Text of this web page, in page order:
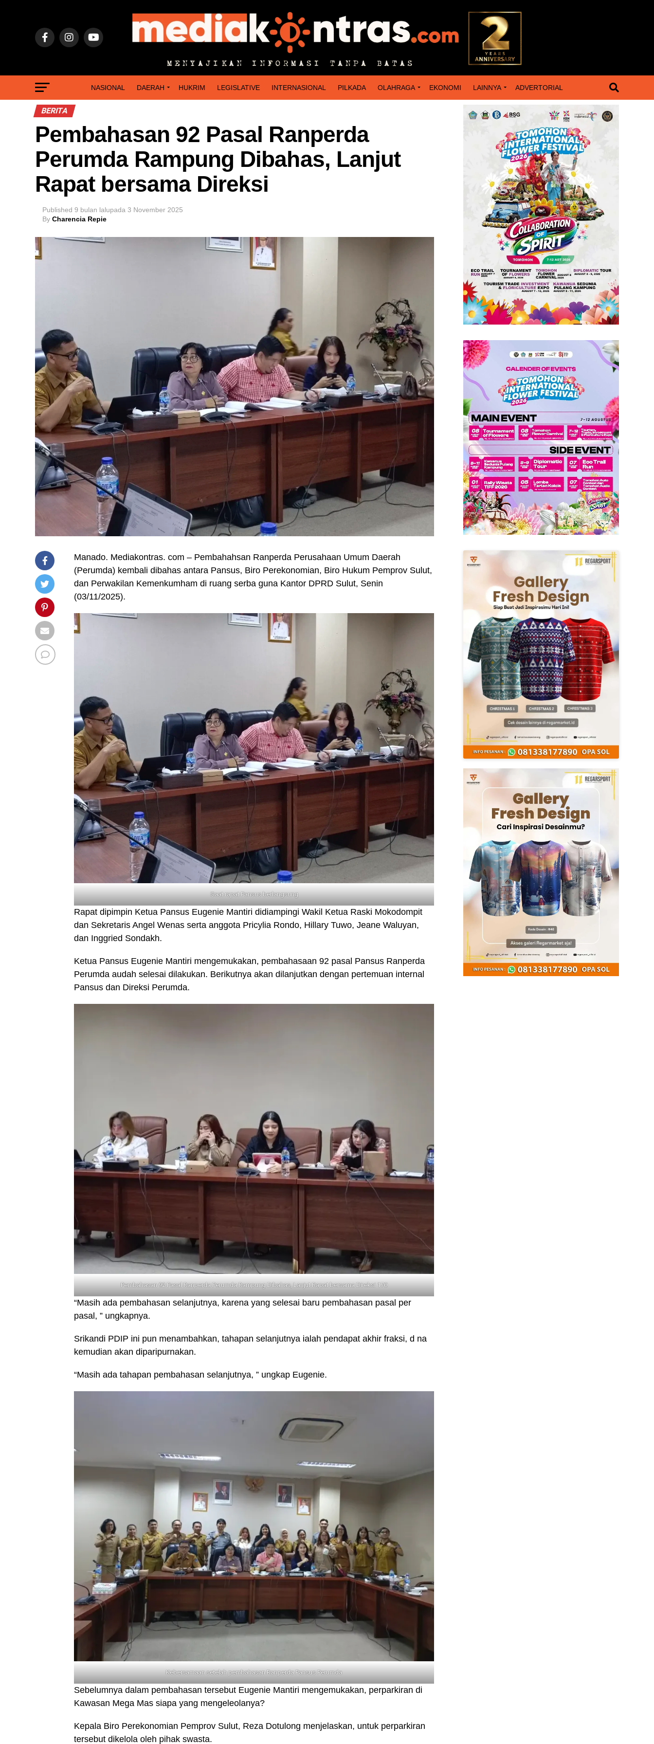
NASIONAL DAERAH HUKRIM LEGISLATIVE INTERNASIONAL PILKADA OLAHRAGA EKONOMI LAINNYA ADVERTORIAL
BERITA
Pembahasan 92 Pasal Ranperda
Perumda Rampung Dibahas, Lanjut
Rapat bersama Direksi
Published 9 bulan lalupada 3 November 2025
By Charencia Repie
Manado. Mediakontras. com – Pembahahsan Ranperda Perusahaan Umum Daerah
(Perumda) kembali dibahas antara Pansus, Biro Perekonomian, Biro Hukum Pemprov Sulut,
dan Perwakilan Kemenkumham di ruang serba guna Kantor DPRD Sulut, Senin
(03/11/2025).
Saat rapat Pansus berlangsung
Rapat dipimpin Ketua Pansus Eugenie Mantiri didiampingi Wakil Ketua Raski Mokodompit
dan Sekretaris Angel Wenas serta anggota Pricylia Rondo, Hillary Tuwo, Jeane Waluyan,
dan Inggried Sondakh.
Ketua Pansus Eugenie Mantiri mengemukakan, pembahasaan 92 pasal Pansus Ranperda
Perumda audah selesai dilakukan. Berikutnya akan dilanjutkan dengan pertemuan internal
Pansus dan Direksi Perumda.
Pembahasan 92 Pasal Ranperda Perumda Rampung Dibahas, Lanjut Rapat bersama Direksi 170
“Masih ada pembahasan selanjutnya, karena yang selesai baru pembahasan pasal per
pasal, ” ungkapnya.
Srikandi PDIP ini pun menambahkan, tahapan selanjutnya ialah pendapat akhir fraksi, d na
kemudian akan diparipurnakan.
“Masih ada tahapan pembahasan selanjutnya, ” ungkap Eugenie.
Kebersamaan setelah pembahasan Ranperda Pansus Perumda
Sebelumnya dalam pembahasan tersebut Eugenie Mantiri mengemukakan, perparkiran di
Kawasan Mega Mas siapa yang mengeleolanya?
Kepala Biro Perekonomian Pemprov Sulut, Reza Dotulong menjelaskan, untuk perparkiran
tersebut dikelola oleh pihak swasta.